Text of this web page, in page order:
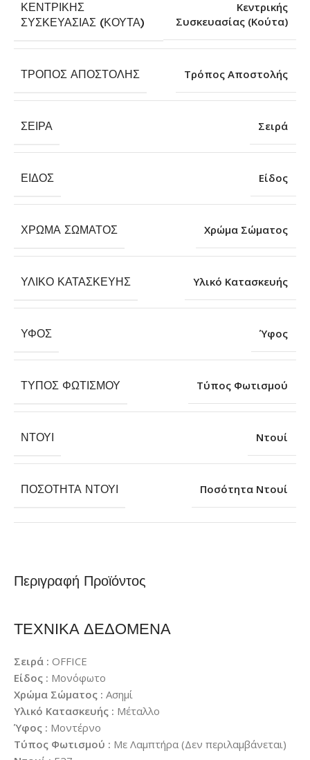
Περιγραφή Προϊόντος
ΤΕΧΝΙΚΑ ΔΕΔΟΜΕΝΑ
Σειρά : OFFICE
Είδος : Μονόφωτο
Χρώμα Σώματος : Ασημί
Υλικό Κατασκευής : Μέταλλο
Ύφος : Μοντέρνο
Τύπος Φωτισμού : Με Λαμπτήρα (Δεν περιλαμβάνεται)
ΚΕΝΤΡΙΚΉΣ
ΣΥΣΚΕΥΑΣΊΑΣ (ΚΟΎΤΑ)
Κεντρικής
Συσκευασίας (Κούτα)
ΤΡΌΠΟΣ ΑΠΟΣΤΟΛΉΣ Τρόπος Αποστολής
ΣΕΙΡΆ Σειρά
ΕΊΔΟΣ Είδος
ΧΡΏΜΑ ΣΏΜΑΤΟΣ Χρώμα Σώματος
ΥΛΙΚΌ ΚΑΤΑΣΚΕΥΉΣ Υλικό Κατασκευής
ΎΦΟΣ Ύφος
ΤΎΠΟΣ ΦΩΤΙΣΜΟΎ Τύπος Φωτισμού
ΝΤΟΥΊ Ντουί
ΠΟΣΌΤΗΤΑ ΝΤΟΥΊ Ποσότητα Ντουί